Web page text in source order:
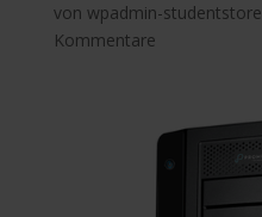
von wpadmin-studentstore
Kommentare